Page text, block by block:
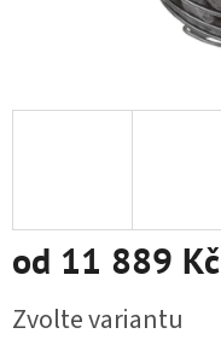
od 11 889 Kč
Zvolte variantu